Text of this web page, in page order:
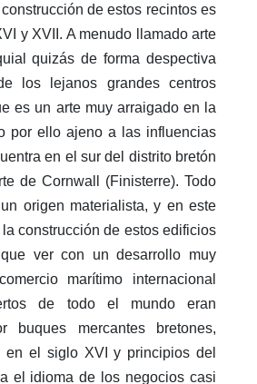
de estos recintos es
y XVII. A menudo llamado arte
quizás de forma despectiva
los lejanos grandes centros
es un arte muy arraigado en la
por ello ajeno a las influencias
en el sur del distrito bretón
de Cornwall (Finisterre). Todo
origen materialista, y en este
construcción de estos edificios
ver con un desarrollo muy
marítimo internacional
de todo el mundo eran
buques mercantes bretones,
en el siglo XVI y principios del
el idioma de los negocios casi